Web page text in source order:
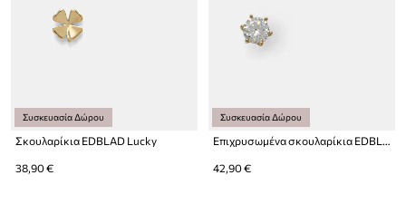
Συσκευασία Δώρου
Σκουλαρίκια EDBLAD Lucky
38,90 €
Συσκευασία Δώρου
Επιχρυσωμένα σκουλαρίκια EDBLAD Crown
42,90 €